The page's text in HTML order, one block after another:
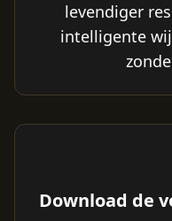
levendiger
intelligente
Download de